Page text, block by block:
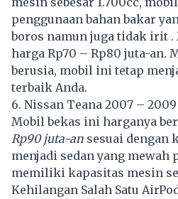
penggunaan bahan bakar
boros namun juga tidak irit
harga Rp70 – Rp80 juta-an.
berusia, mobil ini tetap
terbaik Anda.
6. Nissan Teana 2007 – 2009
Mobil bekas ini harganya
Rp90 juta-an sesuai dengan
menjadi sedan yang mewah
memiliki kapasitas mesin
Kehilangan Salah Satu